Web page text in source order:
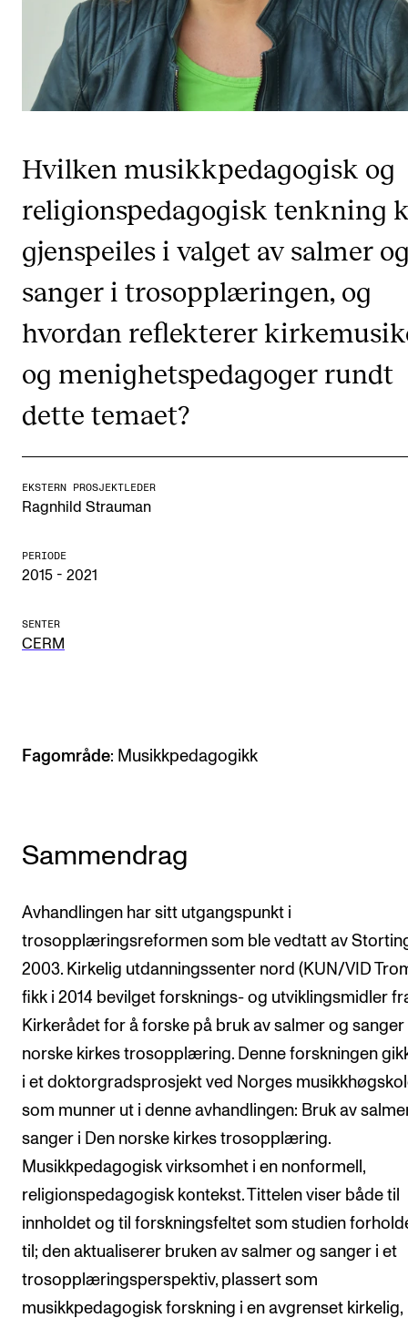
CREMAH
NordART
Prosjekter
Publikasjoner
INTERNASJONALT
Utveksling
Internasjonal strategi
Samarbeidsprosjekter
Nettverk
IN.TUNE
AKTUELT
Ledige stillinger
INFO
Kontakt oss
Hvilken musikkpedagogisk og
religionspedagogisk tenkning
gjenspeiles i valget av salmer
sanger i trosopplæringen, og
hvordan reflekterer
og menighetspedagoger rundt
dette temaet?
EKSTERN PROSJEKTLEDER
Ragnhild Strauman
PERIODE
2015 - 2021
SENTER
CERM
Fagområde: Musikkpedagogikk
Sammendrag
Avhandlingen har sitt utgangspunkt i
trosopplæringsreformen som ble vedtatt av
2003. Kirkelig utdanningssenter nord (KUN/VID
fikk i 2014 bevilget forsknings- og utviklingsmidler
Kirkerådet for å forske på bruk av salmer og sanger
norske kirkes trosopplæring. Denne forskningen
i et doktorgradsprosjekt ved Norges
som munner ut i denne avhandlingen: Bruk av
sanger i Den norske kirkes trosopplæring.
Musikkpedagogisk virksomhet i en nonformell,
religionspedagogisk kontekst. Tittelen viser både til
innholdet og til forskningsfeltet som studien
til; den aktualiserer bruken av salmer og sanger i et
trosopplæringsperspektiv, plassert som
musikkpedagogisk forskning i en avgrenset kirkelig,